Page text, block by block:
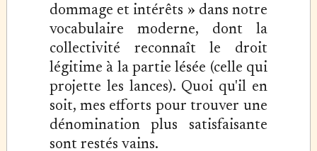
dommage et intérêts » dans notre
vocabulaire moderne, dont la
collectivité reconnaît le droit
légitime à la partie lésée (celle qui
projette les lances). Quoi qu'il en
soit, mes efforts pour trouver une
dénomination plus satisfaisante
sont restés vains.